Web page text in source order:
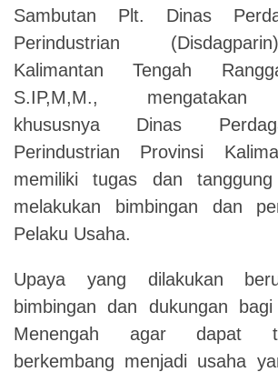
Sambutan Plt. Dinas
Perindustrian
Kalimantan Tengah
S.IP,M,M., mengatakan
khususnya Dinas
Perindustrian Provinsi
memiliki tugas dan
melakukan bimbingan dan
Pelaku Usaha.
Upaya yang dilakukan
bimbingan dan dukungan
Menengah agar dapat
berkembang menjadi usaha